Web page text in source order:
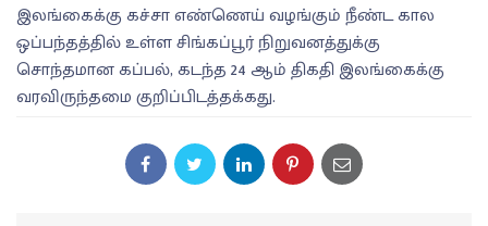
இலங்கைக்கு கச்சா எண்ணெய் வழங்கும் நீண்ட கால
ஒப்பந்தத்தில் உள்ள சிங்கப்பூர் நிறுவனத்துக்கு
சொந்தமான கப்பல், கடந்த 24 ஆம் திகதி இலங்கைக்கு
வரவிருந்தமை குறிப்பிடத்தக்கது.